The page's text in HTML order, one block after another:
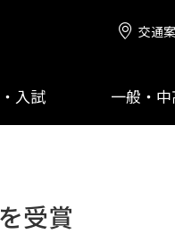
交通
入試 一般・
受賞